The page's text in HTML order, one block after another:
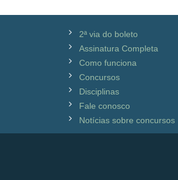
2ª via do boleto
Assinatura Completa
Como funciona
Concursos
Disciplinas
Fale conosco
Notícias sobre concursos